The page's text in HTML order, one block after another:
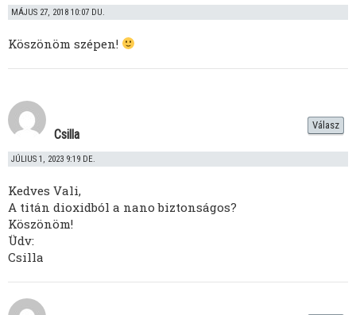
MÁJUS 27, 2018 10:07 DU.
Köszönöm szépen!
Csilla
JÚLIUS 1, 2023 9:19 DE.
Kedves Vali,
A titán dioxidból a nano biztonságos?
Köszönöm!
Üdv:
Csilla
Válasz